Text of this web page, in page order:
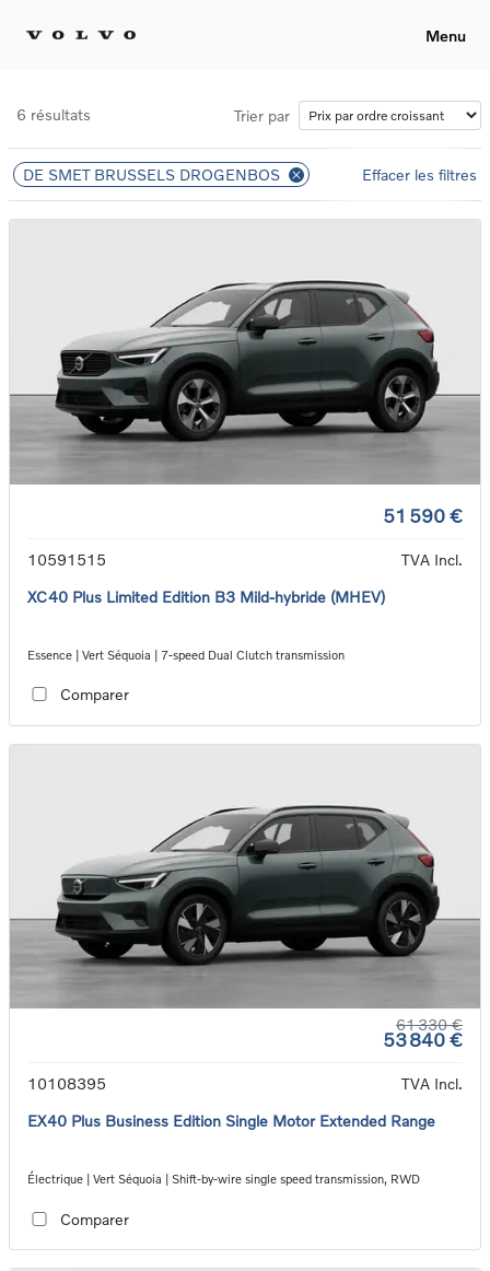
Menu
6 résultats Trier par
DE SMET BRUSSELS DROGENBOS Effacer les filtres
51 590 €
10591515
TVA Incl.
XC40 Plus Limited Edition B3 Mild-hybride (MHEV)
Essence | Vert Séquoia | 7-speed Dual Clutch transmission
Comparer
61 330 €
53 840 €
10108395
TVA Incl.
EX40 Plus Business Edition Single Motor Extended Range
Électrique | Vert Séquoia | Shift-by-wire single speed transmission, RWD
Comparer